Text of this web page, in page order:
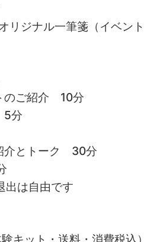
リジナル一筆箋（イベント
のご紹介 10分
5分
介とトーク 30分
出は自由です